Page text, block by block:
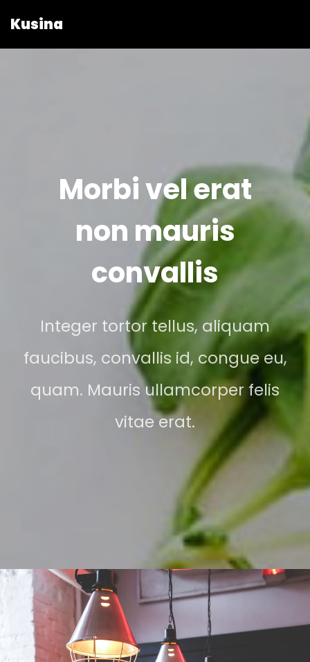
Kusina
Morbi vel erat
non mauris
convallis
Integer tortor tellus, aliquam
faucibus, convallis id, congue eu,
quam. Mauris ullamcorper felis
vitae erat.